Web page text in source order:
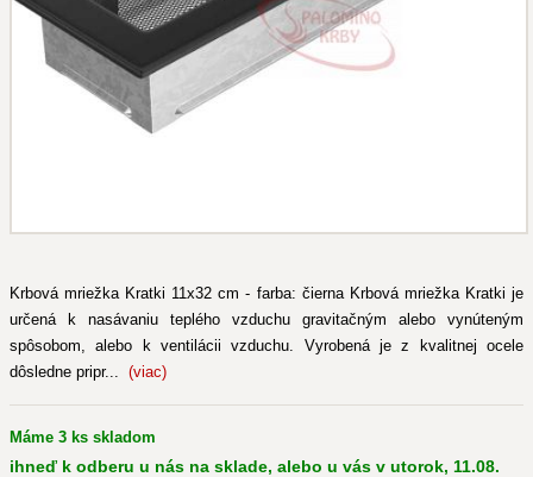
Krbová mriežka Kratki 11x32 cm - farba: čierna Krbová mriežka Kratki je
určená k nasávaniu teplého vzduchu gravitačným alebo vynúteným
spôsobom, alebo k ventilácii vzduchu. Vyrobená je z kvalitnej ocele
dôsledne pripr... (viac)
Máme 3 ks skladom
ihneď k odberu u nás na sklade, alebo u vás v utorok, 11.08.